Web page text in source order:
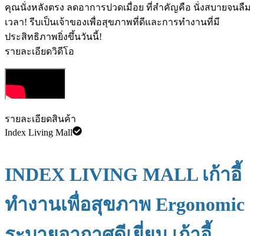
คุณนั่งหลังตรง ลดอาการปวดเมื่อย ที่สำคัญคือ นั่งสบายจนลืม
เวลา! รีบเป็นเจ้าของเพื่อสุขภาพที่ดีและการทำงานที่มี
ประสิทธิภาพยิ่งขึ้นวันนี้!
รายละเอียดวิดีโอ
รายละเอียดสินค้า
Index Living Mall
INDEX LIVING MALL เก้าอี้
ทำงานเพื่อสุขภาพ Ergonomic